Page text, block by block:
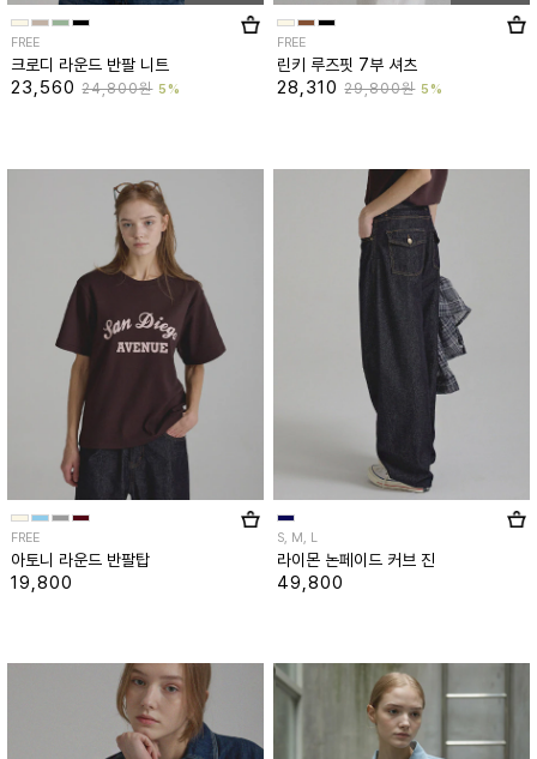
FREE
크로디 라운드 반팔 니트
23,56024,800원 5%
FREE
린키 루즈핏 7부 셔츠
28,31029,800원 5%
FREE
아토니 라운드 반팔탑
19,800
S, M, L
라이몬 논페이드 커브 진
49,800